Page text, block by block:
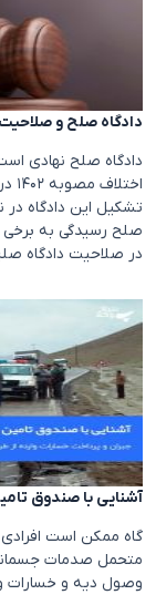
دادگاه صلح و
دادگاه صلح نهادی
تشکیل این دادگاه در
صلح رسیدگی به برخی
در صلاحیت دادگاه
آشنایی با صندوق
گاه ممکن است افرادی
متحمل صدمات
وصول دیه و خسارات